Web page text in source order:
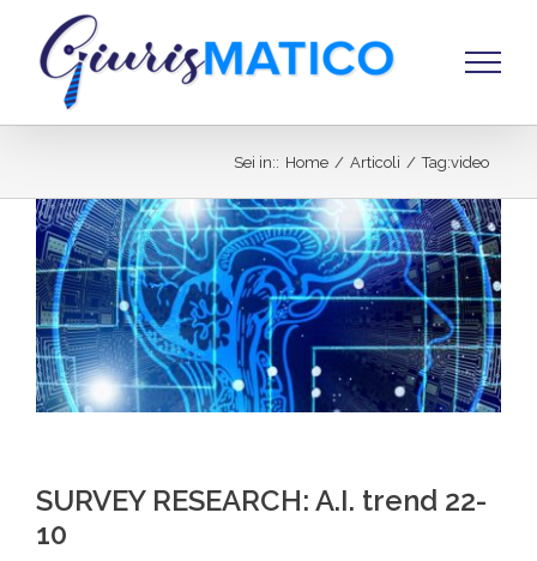
contenuto
Sei in:: Home / Articoli / Tag:video
SURVEY RESEARCH: A.I. trend 22-
10